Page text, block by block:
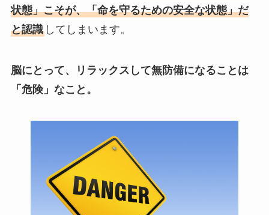
状態」こそが、「命を守るための安全な状態」だ
と認識してしまいます。
脳にとって、リラックスして無防備になることは
「危険」なこと。